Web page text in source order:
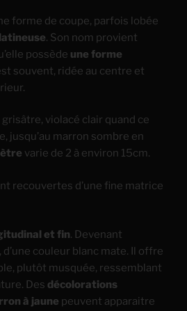
forme de coupe, parfois lobée
. Son nom provient
possède une forme
souvent, ridée au centre et
violacé clair quand ce
jusqu’au marron sombre en
varie de 2 à environ 15cm.
recouvertes d’une fine matrice
et fin. Devenant
d’une couleur blanc mate. Il offre
plutôt musquée, ressemblant
Des décolorations
à jaune peuvent apparaitre